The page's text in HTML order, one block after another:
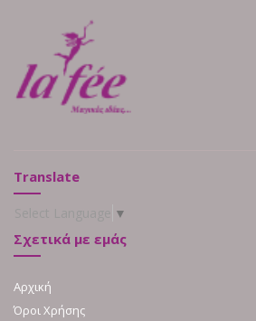
Translate
▼
Σχετικά με εμάς
Αρχική
Όροι Χρήσης